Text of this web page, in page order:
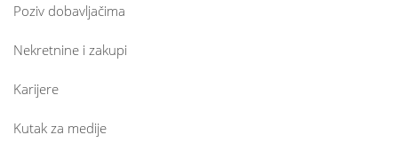
Poziv dobavljačima
Nekretnine i zakupi
Karijere
Kutak za medije